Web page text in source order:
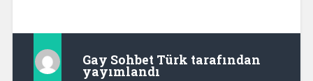
Gay Sohbet Türk tarafından
yayımlandı